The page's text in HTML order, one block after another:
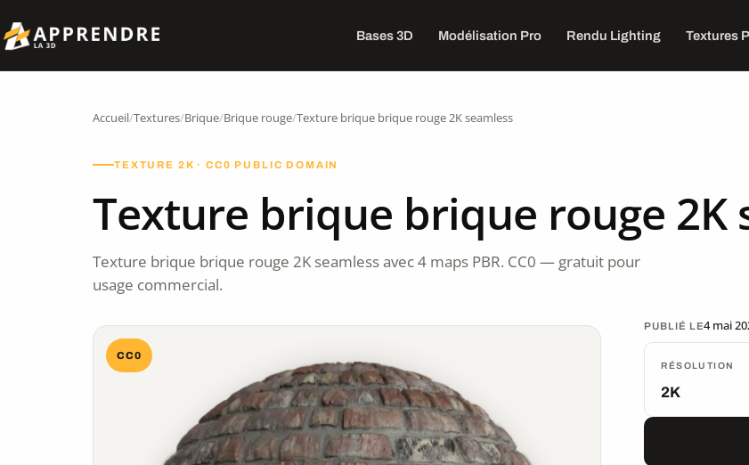
Bases 3D Modélisation Pro Rendu Lighting Textures
Accueil/Textures/Brique/Brique rouge/Texture brique brique rouge 2K seamless
TEXTURE 2K · CC0 PUBLIC DOMAIN
Texture brique brique rouge 2K
Texture brique brique rouge 2K seamless avec 4 maps PBR. CC0 — gratuit pour
usage commercial.
CC0
PUBLIÉ LE4 mai
RÉSOLUTION
2K